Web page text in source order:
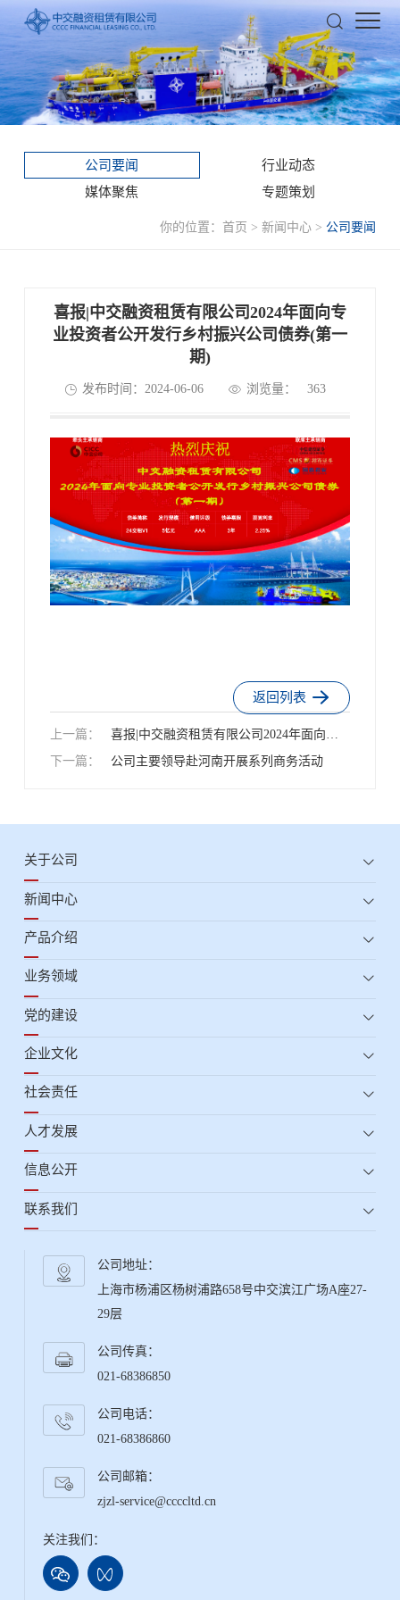
公司要闻
行业动态
媒体聚焦
专题策划
你的位置：首页 >新闻中心 > 公司要闻
喜报|中交融资租赁有限公司2024年面向专
业投资者公开发行乡村振兴公司债券(第一
期)
发布时间：2024-06-06 浏览量： 363
返回列表
上一篇：
喜报|中交融资租赁有限公司2024年面向专
业投资者公开发行乡村振兴公司债券(第一
下一篇： 公司主要领导赴河南开展系列商务活动
关于公司
新闻中心
产品介绍
业务领域
党的建设
企业文化
社会责任
人才发展
信息公开
联系我们
公司地址：
上海市杨浦区杨树浦路658号中交滨江广场A座27-
29层
公司传真：
021-68386850
公司电话：
021-68386860
公司邮箱：
zjzl-service@ccccltd.cn
关注我们：